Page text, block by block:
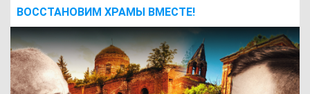
ВОCСТАНОВИМ ХРАМЫ ВМЕСТЕ!